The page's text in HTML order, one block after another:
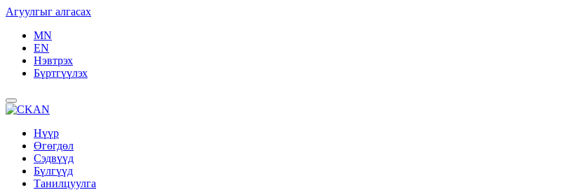
Агуулгыг алгасах
MN
EN
Нэвтрэх
Бүртгүүлэх
Нүүр
Өгөгдөл
Сэдвүүд
Бүлгүүд
Танилцуулга